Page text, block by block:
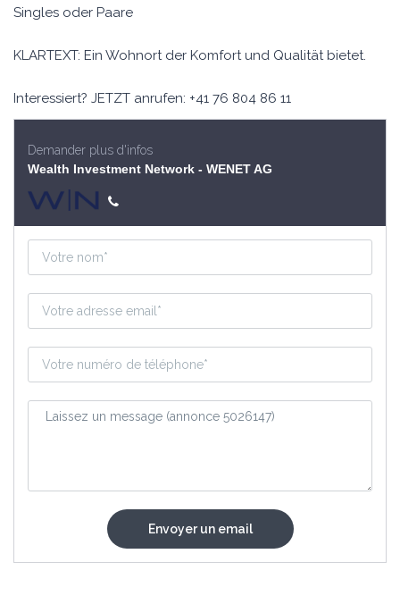
Singles oder Paare
KLARTEXT: Ein Wohnort der Komfort und Qualität bietet.
Interessiert? JETZT anrufen: +41 76 804 86 11
Demander plus d'infos
Wealth Investment Network - WENET AG